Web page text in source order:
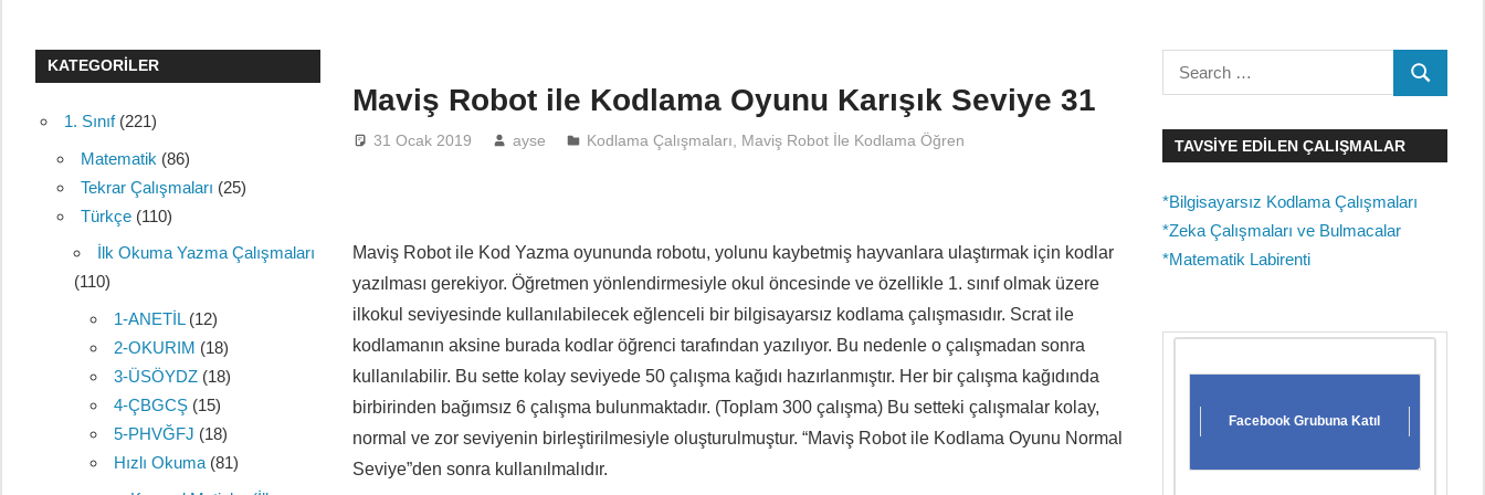
Maviş Robot ile Kodlama Oyunu Karışık Seviye 31
31 Ocak 2019 ayse Kodlama Çalışmaları, Maviş Robot İle Kodlama Öğren
Maviş Robot ile Kod Yazma oyununda robotu, yolunu kaybetmiş hayvanlara ulaştırmak için kodlar
yazılması gerekiyor. Öğretmen yönlendirmesiyle okul öncesinde ve özellikle 1. sınıf olmak üzere
ilkokul seviyesinde kullanılabilecek eğlenceli bir bilgisayarsız kodlama çalışmasıdır. Scrat ile
kodlamanın aksine burada kodlar öğrenci tarafından yazılıyor. Bu nedenle o çalışmadan sonra
kullanılabilir. Bu sette kolay seviyede 50 çalışma kağıdı hazırlanmıştır. Her bir çalışma kağıdında
birbirinden bağımsız 6 çalışma bulunmaktadır. (Toplam 300 çalışma) Bu setteki çalışmalar kolay,
normal ve zor seviyenin birleştirilmesiyle oluşturulmuştur. “Maviş Robot ile Kodlama Oyunu Normal
Seviye”den sonra kullanılmalıdır.
KATEGORILER
1. Sınıf(221)
Matematik (86)
Tekrar Çalışmaları (25)
Türkçe(110)
İlk Okuma Yazma Çalışmaları
(110)
1-ANETİL(12)
2-OKURIM (18)
3-ÜSÖYDZ(18)
4-ÇBGCŞ(15)
5-PHVĞFJ (18)
Hızlı Okuma(81)
Search
for:
SEARCH
TAVSIYE EDILEN ÇALIŞMALAR
*Bilgisayarsız Kodlama Çalışmaları
*Zeka Çalışmaları ve Bulmacalar
*Matematik Labirenti
Facebook Grubuna Katıl